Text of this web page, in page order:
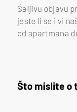
Šaljivu objavu
jeste li se i vi
od apartmana
Što mislite o